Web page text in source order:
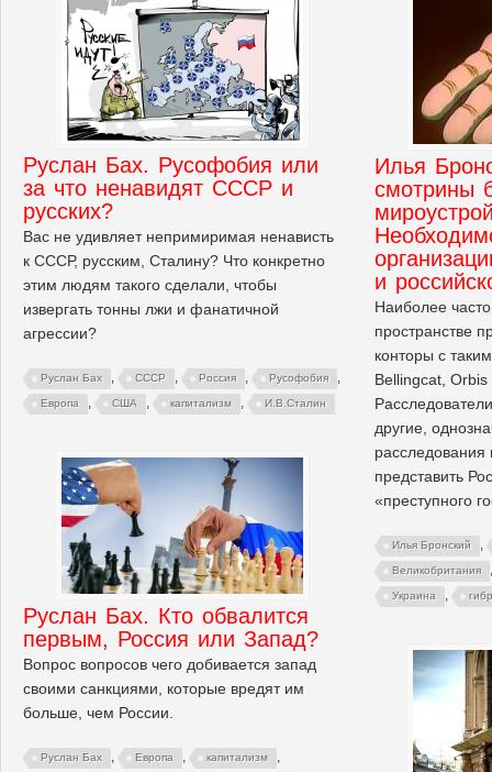
Илья
смотрины
и
Наиболее
пространстве
конторы с
Bellingcat,
другие,
расследования
представить
«преступного
Илья Бронский ,
Великобритания
Украина ,
Руслан Бах. Русофобия или
за что ненавидят СССР и
русских?
Вас не удивляет непримиримая ненависть
к СССР, русским, Сталину? Что конкретно
этим людям такого сделали, чтобы
извергать тонны лжи и фанатичной
агрессии?
Руслан Бах , СССР , Россия , Русофобия ,
Европа , США , капитализм , И.В.Сталин
Руслан Бах. Кто обвалится
первым, Россия или Запад?
Вопрос вопросов чего добивается запад
своими санкциями, которые вредят им
больше, чем России.
Руслан Бах , Европа , капитализм ,